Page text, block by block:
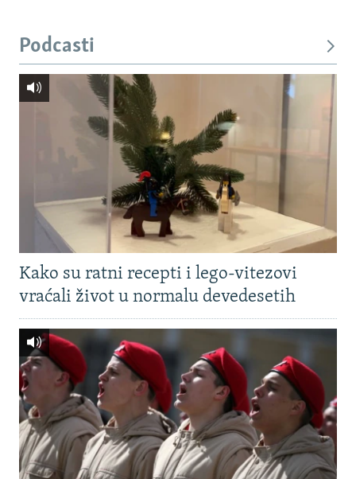
Podcasti
Kako su ratni recepti i lego-vitezovi
vraćali život u normalu devedesetih